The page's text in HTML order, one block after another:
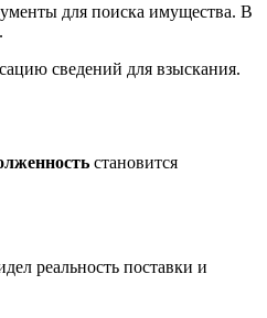
для поиска имущества. В
сведений для взыскания.
становится
реальность поставки и